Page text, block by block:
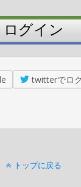
ログイン
twitterでロ
トップに戻る